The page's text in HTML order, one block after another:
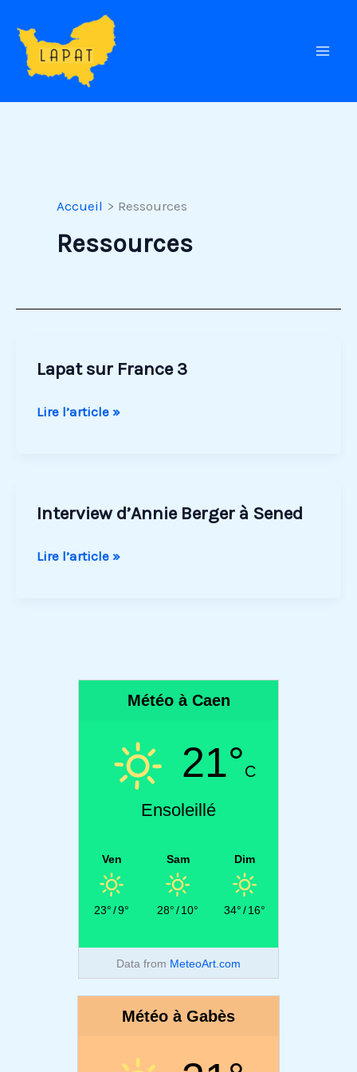
contenu
Accueil Ressources
Ressources
Lapat sur France 3
Lapat
Lire l’article »
Interview d’Annie Berger à Sened
Interview
Lire l’article »
Météo à Caen
21°C
Ensoleillé
Ven
23°/9°
Sam
28°/10°
Dim
34°/16°
Data from MeteoArt.com
Météo à Gabès